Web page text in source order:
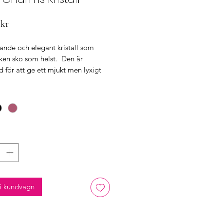
Pris
och elegant kristall som
sko som helst. Den är
för att ge ett mjukt men lyxigt
sitter två smidiga skoklipps-
som nyper fast skosmycket på
sandaler och sneakers. Du
kundvagn